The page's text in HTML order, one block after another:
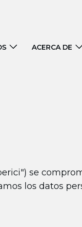
ACERCA DE
se
los datos